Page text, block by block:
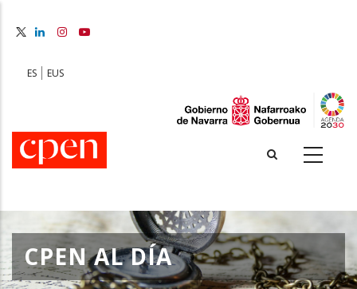
content
ES EUS
CPEN AL DÍA